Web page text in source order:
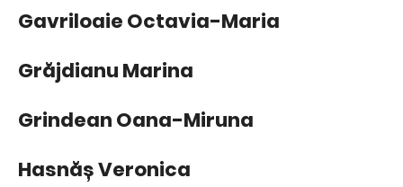
Gavriloaie Octavia-Maria
Grăjdianu Marina
Grindean Oana-Miruna
Hasnăș Veronica